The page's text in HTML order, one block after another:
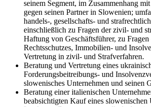
seinem Segment, im Zusammenhang
gegen seinen Partner in Slowenien;
handels-, gesellschafts- und
einschließlich zu Fragen der zivil- und
Haftung von Geschäftsführer, zu
Rechtsschutzes, Immobilien- und
Vertretung in zivil- und Strafverfahren.
Beratung und Vertretung eines
Forderungsbeitreibungs- und
slowenisches Unternehmen und seinen
Beratung einer italienischen
beabsichtigten Kauf eines slowenischen